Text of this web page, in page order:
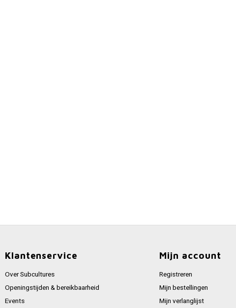
Klantenservice
Over Subcultures
Openingstijden & bereikbaarheid
Events
Mijn account
Registreren
Mijn bestellingen
Mijn verlanglijst